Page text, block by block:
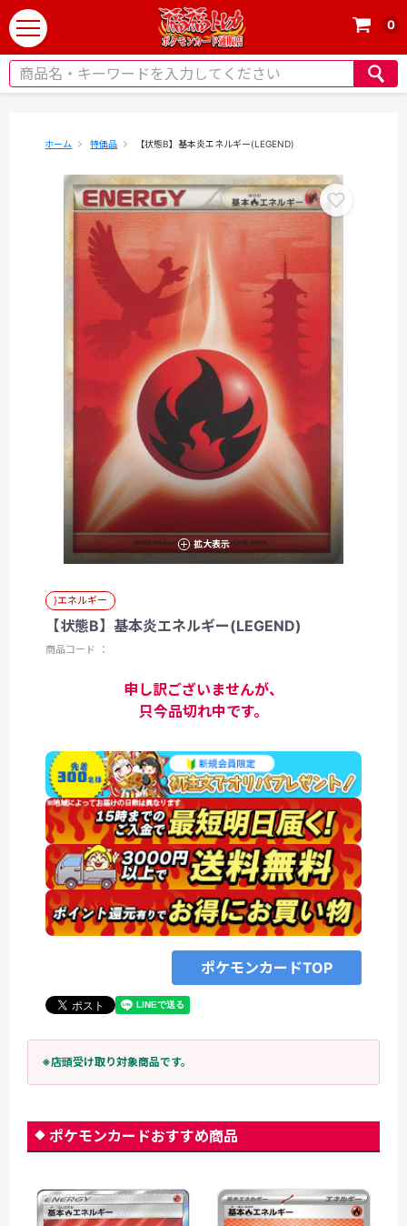
t
o
g
0
ホーム 特価品 【状態B】基本炎エネルギー(LEGEND)
拡大表示
}エネルギー
【状態B】基本炎エネルギー(LEGEND)
商品コード ：
申し訳ございませんが、
只今品切れ中です。
ポケモンカードTOP
※店頭受け取り対象商品です。
ポケモンカードおすすめ商品